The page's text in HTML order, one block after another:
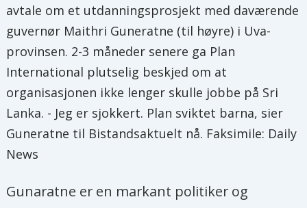
avtale om et utdanningsprosjekt med daværende
guvernør Maithri Guneratne (til høyre) i Uva-
provinsen. 2-3 måneder senere ga Plan
International plutselig beskjed om at
organisasjonen ikke lenger skulle jobbe på Sri
Lanka. - Jeg er sjokkert. Plan sviktet barna, sier
Guneratne til Bistandsaktuelt nå. Faksimile: Daily
News
Gunaratne er en markant politiker og